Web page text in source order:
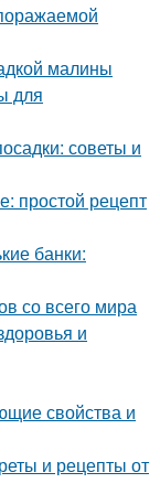
малины
для
советы и
простой рецепт
банки:
со всего мира
и
свойства и
и рецепты от